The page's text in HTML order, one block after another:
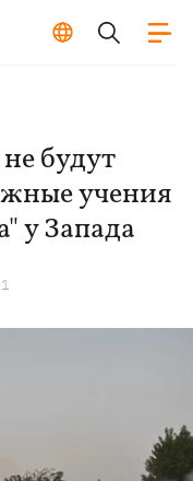
будут
учения
у Запада